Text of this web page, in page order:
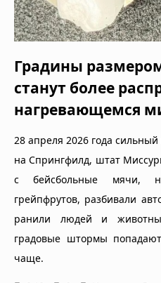
Градины
станут более
нагревающемся
28 апреля 2026 года
на Спрингфилд, штат
с бейсбольные мячи,
грейпфрутов, разбивали
ранили людей и
градовые штормы
чаще.